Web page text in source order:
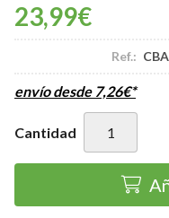
23,99€
Ref.:
envío desde 7,26€*
Cantidad